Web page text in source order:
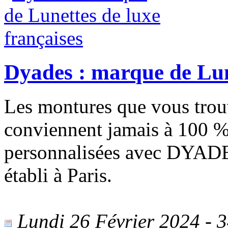
Dyades : marque de
Les montures que vous
conviennent jamais à 100
personnalisées avec
établi à Paris.
Lundi 26 Février 2024 -